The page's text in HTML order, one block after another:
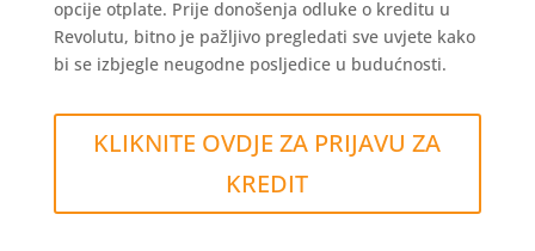
opcije otplate. Prije donošenja odluke o kreditu u
Revolutu, bitno je pažljivo pregledati sve uvjete kako
bi se izbjegle neugodne posljedice u budućnosti.
KLIKNITE OVDJE ZA PRIJAVU ZA
KREDIT